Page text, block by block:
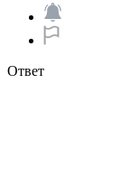
Ответ